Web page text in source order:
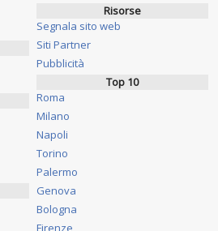
Risorse
Segnala sito web
Siti Partner
Pubblicità
Top 10
Roma
Milano
Napoli
Torino
Palermo
Genova
Bologna
Firenze